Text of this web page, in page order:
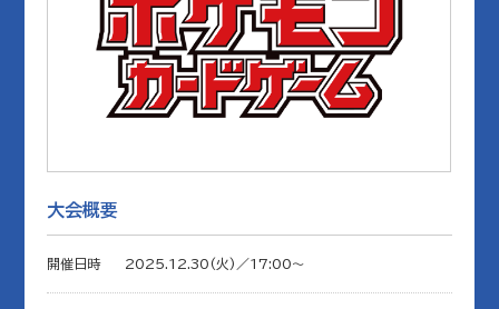
大会概要
開催日時 2025.12.30(火)／17:00〜